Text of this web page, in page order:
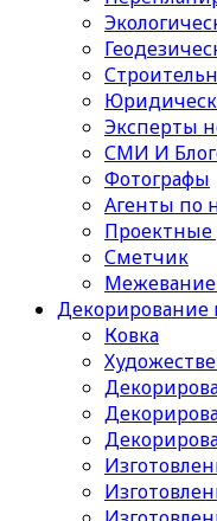
Эксперты
СМИ И
Фотографы
Агенты по
Проектные
Сметчик
Межевание
Ковка